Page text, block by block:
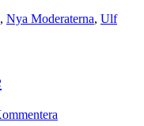
, Nya Moderaterna, Ulf